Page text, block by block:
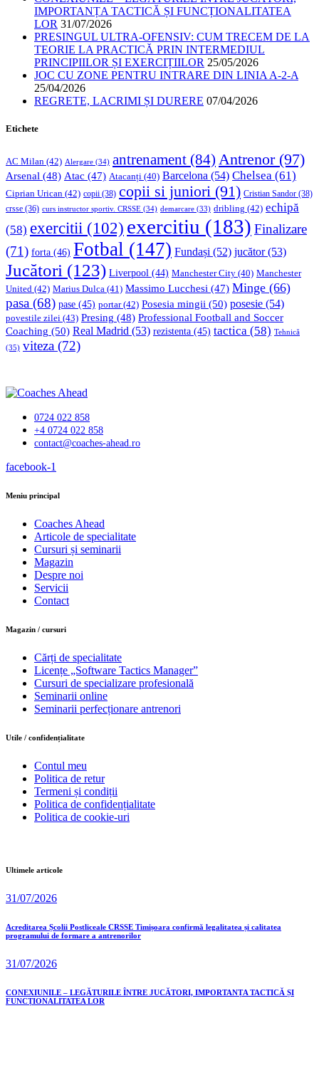
IMPORTANȚA TACTICĂ ȘI FUNCȚIONALITATEA
LOR 31/07/2026
PRESINGUL ULTRA-OFENSIV: CUM TRECEM DE LA
TEORIE LA PRACTICĂ PRIN INTERMEDIUL
PRINCIPIILOR ȘI EXERCIȚIILOR 25/05/2026
JOC CU ZONE PENTRU INTRARE DIN LINIA A-2-A
25/04/2026
REGRETE, LACRIMI ȘI DURERE 07/04/2026
Etichete
AC Milan (42) Alergare (34) antrenament (84) Antrenor(97)
Arsenal (48) Atac (47) Atacanți (40) Barcelona (54) Chelsea (61)
Ciprian Urican (42) copii (38) copii si juniori (91) Cristian Sandor (38)
crsse (36) curs instructor sportiv. CRSSE (34) demarcare (33) dribling (42) echipă
(58) exercitii (102) exercitiu (183) Finalizare
(71) forta (46) Fotbal (147) Fundași (52) jucător(53)
Jucători (123) Liverpool (44) Manchester City (40) Manchester
United (42) Marius Dulca (41) Massimo Lucchesi (47) Minge (66)
pasa (68) pase (45) portar(42) Posesia mingii (50) posesie (54)
povestile zilei (43) Presing (48) Professional Football and Soccer
Coaching (50) Real Madrid (53) rezistenta (45) tactica (58) Tehnică
(35) viteza (72)
0724 022 858
+4 0724 022 858
contact@coaches-ahead.ro
facebook-1
Meniu principal
Coaches Ahead
Articole de specialitate
Cursuri și seminarii
Magazin
Despre noi
Servicii
Contact
Magazin / cursuri
Cărți de specialitate
Licențe „Software Tactics Manager”
Cursuri de specializare profesională
Seminarii online
Seminarii perfecționare antrenori
Utile / confidențialitate
Contul meu
Politica de retur
Termeni și condiții
Politica de confidențialitate
Politica de cookie-uri
Ultimele articole
31/07/2026
Acreditarea Școlii Postliceale CRSSE Timișoara confirmă legalitatea și calitatea
programului de formare a antrenorilor
31/07/2026
CONEXIUNILE – LEGĂTURILE ÎNTRE JUCĂTORI, IMPORTANȚA TACTICĂ ȘI
FUNCȚIONALITATEA LOR